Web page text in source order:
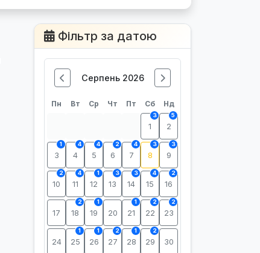
Фільтр за датою
Серпень 2026
Пн Вт Ср Чт Пт Сб Нд
1
3
2
5
3
1
4
4
5
4
6
2
7
4
8
3
9
3
10
2
11
4
12
1
13
3
14
3
15
4
16
2
17 18
2
19
1
20 21
1
22
2
23
2
24 25
1
26
1
27
2
28
1
29
2
30